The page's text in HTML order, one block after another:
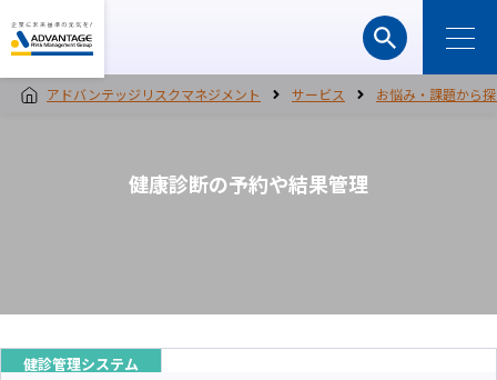
アドバンテッジリスクマネジメント サービス お悩み・課題から
健康診断の予約や結果管理
健診管理システム